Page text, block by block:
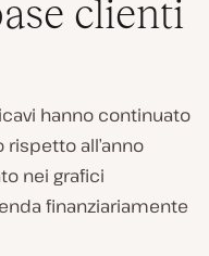
clienti
hanno continuato
all’anno
nei grafici
finanziariamente